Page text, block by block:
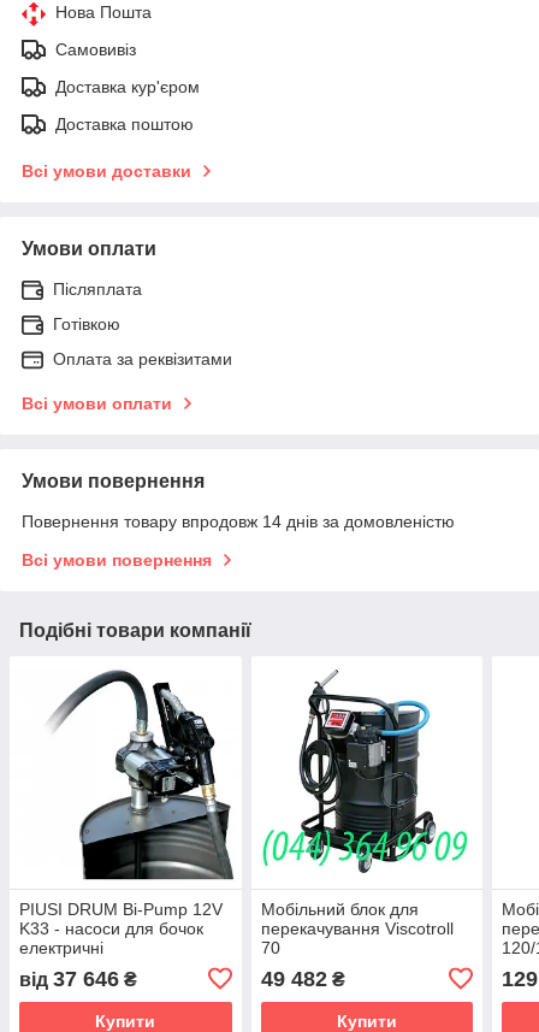
Нова Пошта
Самовивіз
Доставка кур'єром
Доставка поштою
Всі умови доставки
Умови оплати
Післяплата
Готівкою
Оплата за реквізитами
Всі умови оплати
Умови повернення
Повернення товару впродовж 14 днів за домовленістю
Всі умови повернення
Подібні товари компанії
PIUSI DRUM Bi-Pump 12V
K33 - насоси для бочок
електричні
від 37 646 ₴
Купити
Мобільний блок для
перекачування Viscotroll
70
49 482₴
Купити